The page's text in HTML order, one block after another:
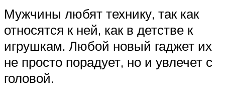
Мужчины любят технику, так как
относятся к ней, как в детстве к
игрушкам. Любой новый гаджет их
не просто порадует, но и увлечет с
головой.